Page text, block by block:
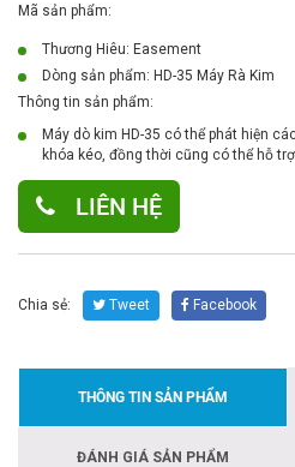
Mã sản phẩm:
Thương Hiêu: Easement
Dòng sản phẩm: HD-35 Máy Rà Kim
Thông tin sản phẩm:
Máy dò kim HD-35 có thể phát hiện
khóa kéo, đồng thời cũng có thể hỗ
LIÊN HỆ
Chia sẻ: Tweet Facebook
THÔNG TIN SẢN PHẨM
ĐÁNH GIÁ SẢN PHẨM